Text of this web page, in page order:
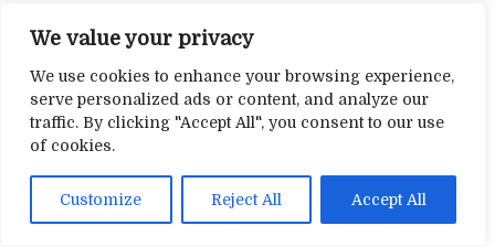
We value your privacy
We use cookies to enhance your browsing experience,
serve personalized ads or content, and analyze our
traffic. By clicking "Accept All", you consent to our use
of cookies.
Customize Reject All Accept All